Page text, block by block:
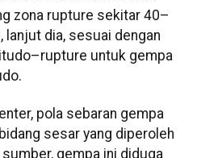
zona rupture sekitar 40–
lanjut dia, sesuai dengan
untuk gempa
pola sebaran gempa
sesar yang diperoleh
gempa ini diduga